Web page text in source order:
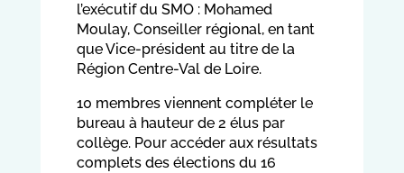
l’exécutif du SMO : Mohamed
Moulay, Conseiller régional, en tant
que Vice-président au titre de la
Région Centre-Val de Loire.
10 membres viennent compléter le
bureau à hauteur de 2 élus par
collège. Pour accéder aux résultats
complets des élections du 16